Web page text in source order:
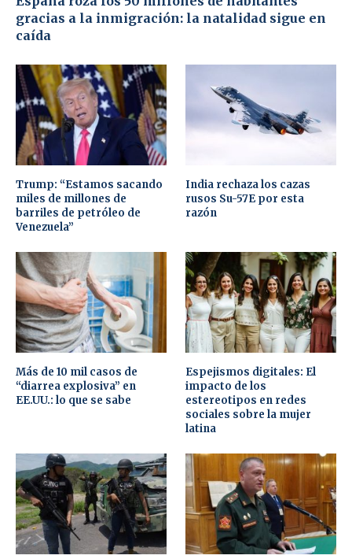
gracias a la inmigración: la natalidad sigue en
caída
Trump: “Estamos sacando
miles de millones de
barriles de petróleo de
Venezuela”
India rechaza los cazas
rusos Su-57E por esta
razón
Más de 10 mil casos de
“diarrea explosiva” en
EE.UU.: lo que se sabe
Espejismos digitales: El
impacto de los
estereotipos en redes
sociales sobre la mujer
latina